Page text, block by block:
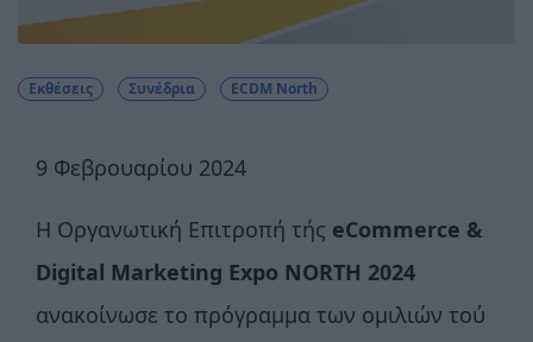
Εκθέσεις Συνέδρια ECDM North
9 Φεβρουαρίου 2024
H Οργανωτική Επιτροπή τής eCommerce &
Digital Marketing Expo NORTH 2024
ανακοίνωσε το πρόγραμμα των ομιλιών τού